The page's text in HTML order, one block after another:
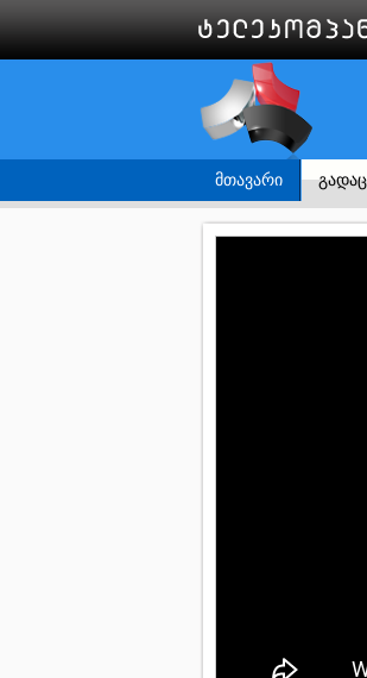
ᲛᲗᲐᲕᲐᲠᲘ